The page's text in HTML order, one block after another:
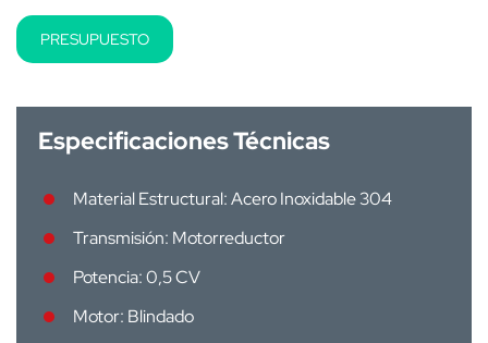
PRESUPUESTO
Especificaciones Técnicas
Material Estructural: Acero Inoxidable 304
Transmisión: Motorreductor
Potencia: 0,5 CV
Motor: Blindado